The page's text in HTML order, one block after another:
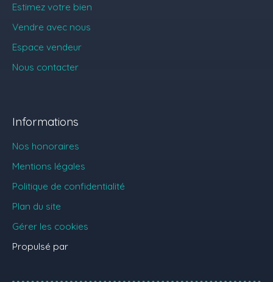
Estimez votre bien
Vendre avec nous
Espace vendeur
Nous contacter
Informations
Nos honoraires
Mentions légales
Politique de confidentialité
Plan du site
Gérer les cookies
Propulsé par